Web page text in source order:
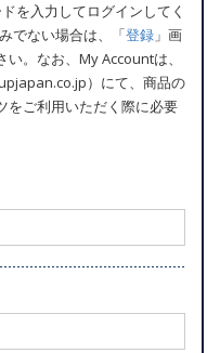
を入力してログインしてく
でない場合は、「登録 」画
。なお、My Accountは、
）にて、商品の
をご利用いただく際に必要